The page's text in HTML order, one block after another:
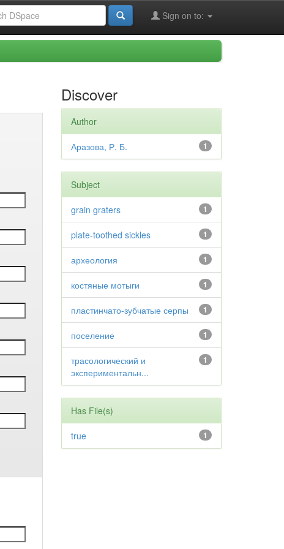
Sign on to:
Discover
Author
1
Аразова, Р. Б.
Subject
1
grain graters
1
plate-toothed sickles
1
археология
1
костяные мотыги
1
пластинчато-зубчатые серпы
1
поселение
1
трасологический и
экспериментальн...
Has File(s)
1
true